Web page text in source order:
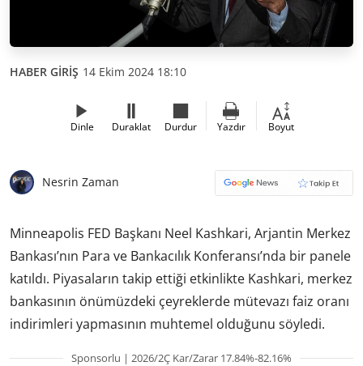
HABER GİRİŞ 14 Ekim 2024 18:10
Dinle Duraklat Durdur Yazdır Boyut
Nesrin Zaman
Minneapolis FED Başkanı Neel Kashkari, Arjantin Merkez
Bankası’nın Para ve Bankacılık Konferansı’nda bir panele
katıldı. Piyasaların takip ettiği etkinlikte Kashkari, merkez
bankasının önümüzdeki çeyreklerde mütevazı faiz oranı
indirimleri yapmasının muhtemel olduğunu söyledi.
Sponsorlu | 2026/2Ç Kar/Zarar 17.84%-82.16%